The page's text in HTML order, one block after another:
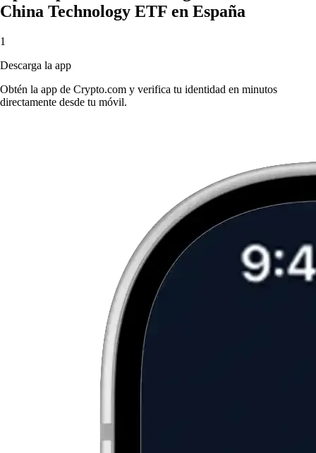
China Technology ETF en España
1
Descarga la app
Obtén la app de Crypto.com y verifica tu identidad en minutos
directamente desde tu móvil.